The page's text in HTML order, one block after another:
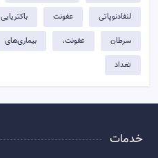
لنفادنوپاتی عفونت باکتریایی
سرطان عفونت، بیماری‌های
تعداد
خدمات